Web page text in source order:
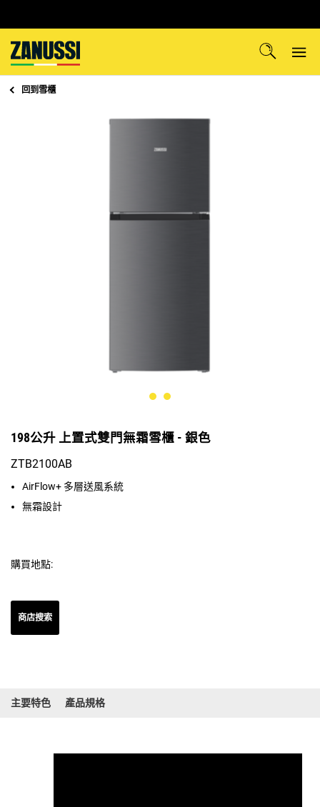
回到雪櫃
198公升 上置式雙門無霜雪櫃 - 銀色
ZTB2100AB
AirFlow+ 多層送風系統
無霜設計
購買地點:
商店搜索
主要特色 產品規格